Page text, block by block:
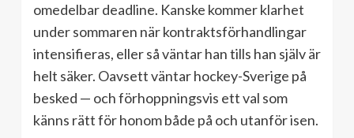
omedelbar deadline. Kanske kommer klarhet
under sommaren när kontraktsförhandlingar
intensifieras, eller så väntar han tills han själv är
helt säker. Oavsett väntar hockey-Sverige på
besked — och förhoppningsvis ett val som
känns rätt för honom både på och utanför isen.